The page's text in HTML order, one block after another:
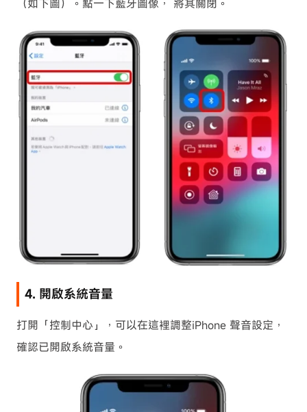
（如下圖）。點一下藍牙圖像， 將其關閉。
4. 開啟系統音量
打開「控制中心」，可以在這裡調整iPhone 聲音設定，
確認已開啟系統音量。